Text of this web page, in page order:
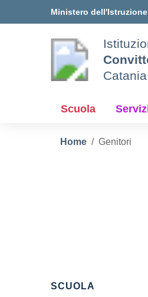
Ministero
Catania
Scuola
Home Genitori
SCUOLA